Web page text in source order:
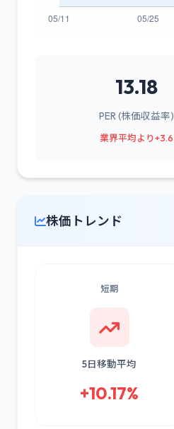
13.18
PER (株価収益率)
業界平均より+3.6
株価トレンド
短期
5日移動平均
+10.17%